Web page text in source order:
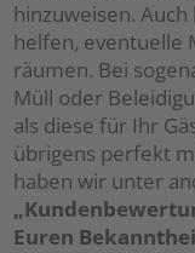
hinzuweisen.
helfen, eventuelle
räumen. Bei
Müll oder
als diese für Ihr
übrigens perfekt
haben wir unter
Euren